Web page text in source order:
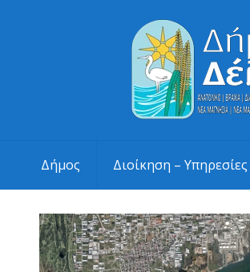
Δήμος Διοίκηση – Υπηρεσίες